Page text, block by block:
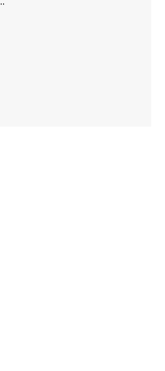
Engineer